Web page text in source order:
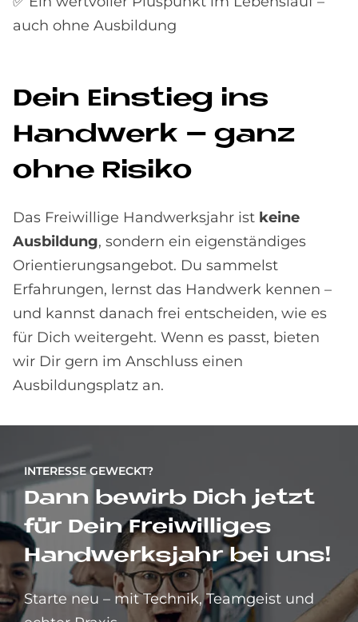
auch ohne Ausbildung
Dein Ein­stieg ins
Hand­werk – ganz
ohne Ri­si­ko
Das Freiwillige Handwerksjahr ist keine
Ausbildung, sondern ein eigenständiges
Orientierungsangebot. Du sammelst
Erfahrungen, lernst das Handwerk kennen –
und kannst danach frei entscheiden, wie es
für Dich weitergeht. Wenn es passt, bieten
wir Dir gern im Anschluss einen
Ausbildungsplatz an.
INTERESSE GEWECKT?
Dann bewirb Dich jetzt
für Dein Freiwilliges
Handwerksjahr bei uns!
Starte neu – mit Technik, Teamgeist und